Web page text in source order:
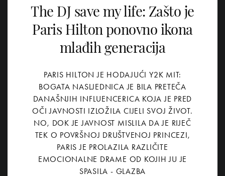
The DJ save my life: Zašto je
Paris Hilton ponovno ikona
mlađih generacija
PARIS HILTON JE HODAJUĆI Y2K MIT:
BOGATA NASLJEDNICA JE BILA PRETEČA
DANAŠNJIH INFLUENCERICA KOJA JE PRED
OČI JAVNOSTI IZLOŽILA CIJELI SVOJ ŽIVOT.
NO, DOK JE JAVNOST MISLILA DA JE RIJEČ
TEK O POVRŠNOJ DRUŠTVENOJ PRINCEZI,
PARIS JE PROLAZILA RAZLIČITE
EMOCIONALNE DRAME OD KOJIH JU JE
SPASILA - GLAZBA